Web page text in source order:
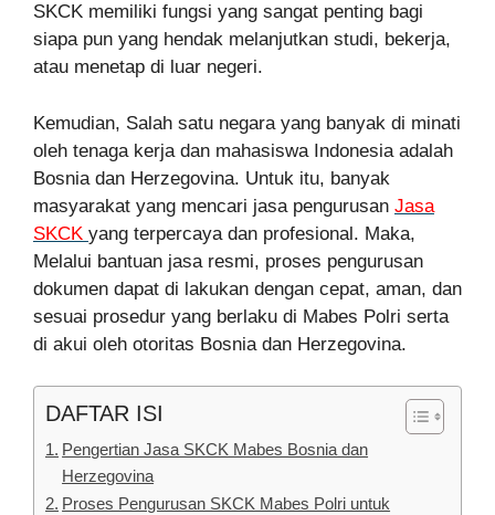
SKCK memiliki fungsi yang sangat penting bagi
siapa pun yang hendak melanjutkan studi, bekerja,
atau menetap di luar negeri.
Kemudian, Salah satu negara yang banyak di minati
oleh tenaga kerja dan mahasiswa Indonesia adalah
Bosnia dan Herzegovina. Untuk itu, banyak
masyarakat yang mencari jasa pengurusan Jasa
SKCK yang terpercaya dan profesional. Maka,
Melalui bantuan jasa resmi, proses pengurusan
dokumen dapat di lakukan dengan cepat, aman, dan
sesuai prosedur yang berlaku di Mabes Polri serta
di akui oleh otoritas Bosnia dan Herzegovina.
DAFTAR ISI
Pengertian Jasa SKCK Mabes Bosnia dan
Herzegovina
Proses Pengurusan SKCK Mabes Polri untuk